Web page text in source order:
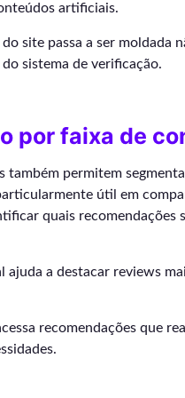
artificiais.
site passa a ser moldada
sistema de verificação.
por faixa de
também permitem
útil em
quais recomendações
ajuda a destacar reviews
recomendações que